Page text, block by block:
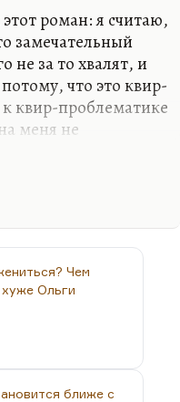
роман: я считаю,
замечательный
не за то хвалят, и
что это квир-
квир-проблематике
меня не
очень хорошем
студентов, что
то стратегию
Одна девочка
про домашние
роды не
Другая
я люблю
Чем
Ольги
ближе с